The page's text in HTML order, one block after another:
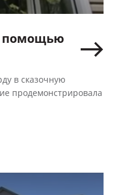
помощью
в сказочную
продемонстрировала